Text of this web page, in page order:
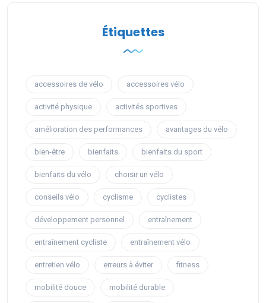
Étiquettes
accessoires de vélo accessoires vélo
activité physique activités sportives
amélioration des performances avantages du vélo
bien-être bienfaits bienfaits du sport
bienfaits du vélo choisir un vélo
conseils vélo cyclisme cyclistes
développement personnel entraînement
entraînement cycliste entraînement vélo
entretien vélo erreurs à éviter fitness
mobilité douce mobilité durable